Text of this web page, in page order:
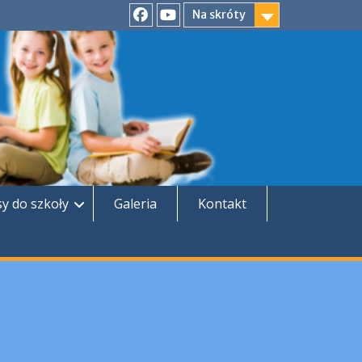
Na skróty
FacebookYouTube
do szkoły Galeria
Kontakt